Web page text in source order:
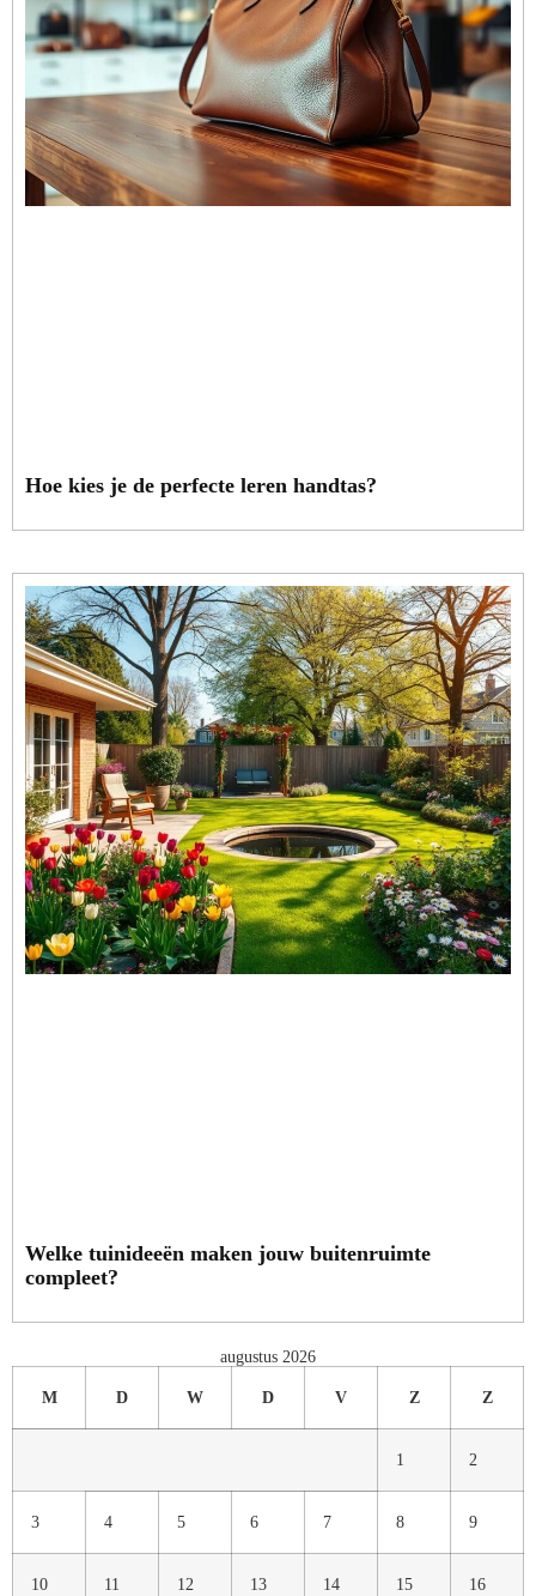
Hoe kies je de perfecte leren handtas?
Welke tuinideeën maken jouw buitenruimte
compleet?
augustus 2026
M D W D V Z Z
1 2
3 4 5 6 7 8 9
10 11 12 13 14 15 16